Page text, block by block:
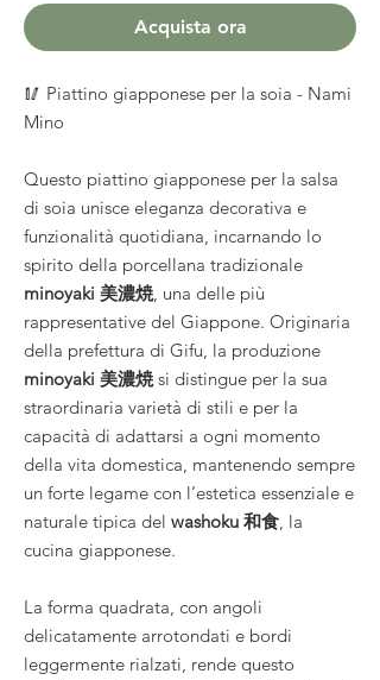
Acquista ora
🥢 Piattino giapponese per la soia - Nami
Mino
Questo piattino giapponese per la salsa
di soia unisce eleganza decorativa e
funzionalità quotidiana, incarnando lo
spirito della porcellana tradizionale
minoyaki 美濃焼, una delle più
rappresentative del Giappone. Originaria
della prefettura di Gifu, la produzione
minoyaki 美濃焼si distingue per la sua
straordinaria varietà di stili e per la
capacità di adattarsi a ogni momento
della vita domestica, mantenendo sempre
un forte legame con l’estetica essenziale e
naturale tipica del washoku 和食, la
cucina giapponese.
La forma quadrata, con angoli
delicatamente arrotondati e bordi
leggermente rialzati, rende questo